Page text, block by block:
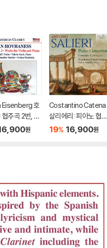
Eisenberg 호
협주곡 2번, 바
피아노를 위
원
Costantino Catena
살리에리: 피아노 협주
곡 C장조, 피아노 협주
19% 16,900원